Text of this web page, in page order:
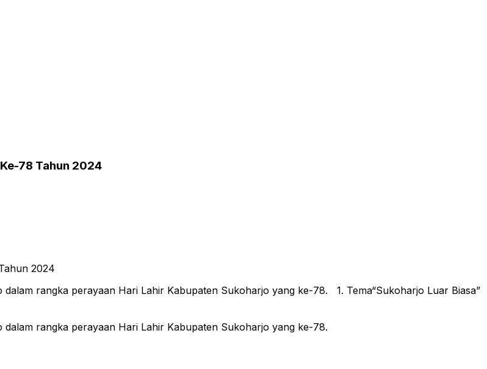
78 Tahun 2024
rangka perayaan Hari Lahir Kabupaten Sukoharjo yang ke-78. 1. Tema“Sukoharjo Luar Biasa”
rangka perayaan Hari Lahir Kabupaten Sukoharjo yang ke-78.